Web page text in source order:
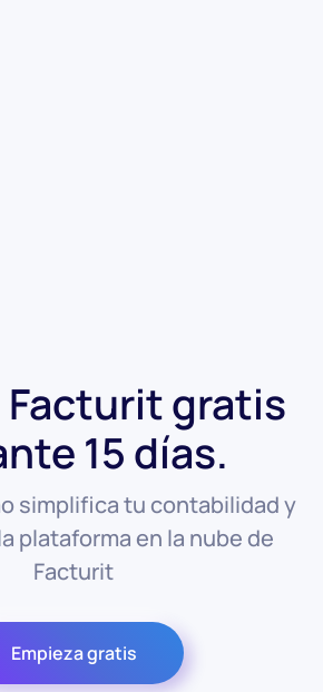
Facturit gratis
15 días.
simplifica tu contabilidad y
plataforma en la nube de
Facturit
Empieza gratis